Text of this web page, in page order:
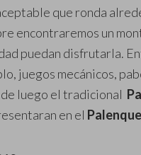
que ronda
encontraremos un
puedan disfrutarla.
juegos mecánicos,
luego el tradicional
en el